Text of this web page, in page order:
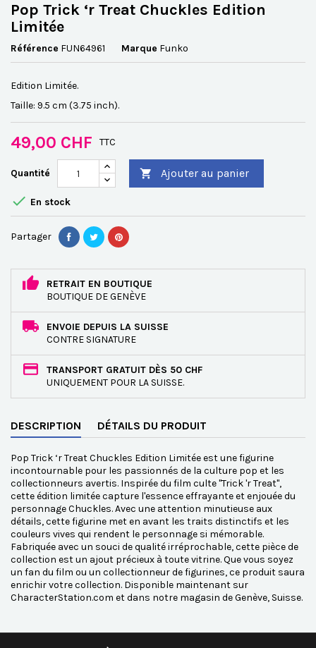
Pop Trick ‘r Treat Chuckles Edition
Limitée
Référence FUN64961 Marque Funko
Edition Limitée.
Taille: 9.5 cm (3.75 inch).
49,00 CHF TTC
Quantité  Ajouter au panier
 En stock
Partager
RETRAIT EN BOUTIQUE
BOUTIQUE DE GENÈVE
ENVOIE DEPUIS LA SUISSE
CONTRE SIGNATURE
TRANSPORT GRATUIT DÈS 50 CHF
UNIQUEMENT POUR LA SUISSE.
DESCRIPTION DÉTAILS DU PRODUIT
Pop Trick ‘r Treat Chuckles Edition Limitée est une figurine
incontournable pour les passionnés de la culture pop et les
collectionneurs avertis. Inspirée du film culte "Trick 'r Treat",
cette édition limitée capture l'essence effrayante et enjouée du
personnage Chuckles. Avec une attention minutieuse aux
détails, cette figurine met en avant les traits distinctifs et les
couleurs vives qui rendent le personnage si mémorable.
Fabriquée avec un souci de qualité irréprochable, cette pièce de
collection est un ajout précieux à toute vitrine. Que vous soyez
un fan du film ou un collectionneur de figurines, ce produit saura
enrichir votre collection. Disponible maintenant sur
CharacterStation.com et dans notre magasin de Genève, Suisse.